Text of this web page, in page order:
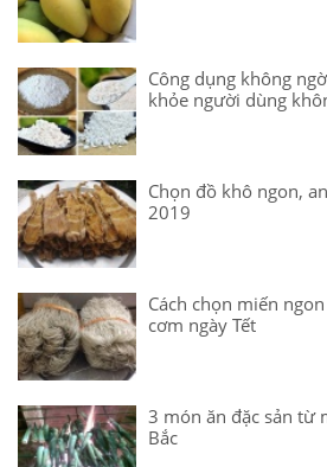
Công dụng không
khỏe người dùng
Chọn đồ khô ngon,
2019
Cách chọn miến
cơm ngày Tết
3 món ăn đặc sản từ
Bắc